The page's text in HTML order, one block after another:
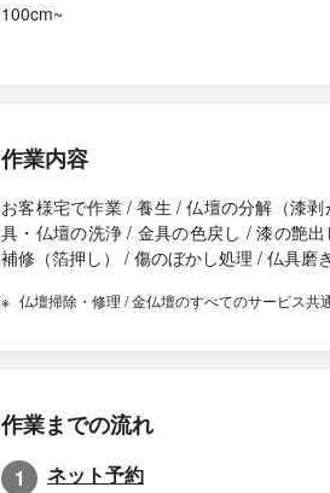
100cm~
作業内容
お客様宅で作業 / 養生 / 仏壇の分解（漆
具・仏壇の洗浄 / 金具の色戻し / 漆の艶
補修（箔押し） / 傷のぼかし処理 / 仏具磨
仏壇掃除・修理 / 金仏壇のすべてのサービス共
作業までの流れ
1 ネット予約